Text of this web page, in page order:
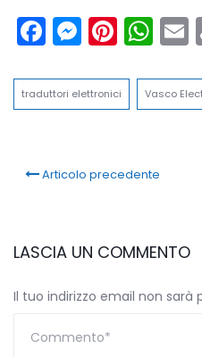
Facebook
traduttori elettronici Vasco
Articolo precedente
LASCIA UN COMMENTO
Il tuo indirizzo email non sarà